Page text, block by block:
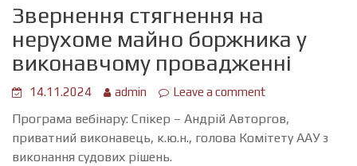
Звернення стягнення на
нерухоме майно боржника у
виконавчому провадженні
14.11.2024 admin Leave a comment
Програма вебінару: Спікер – Андрій Авторгов,
приватний виконавець, к.ю.н., голова Комітету ААУ з
виконання судових рішень.